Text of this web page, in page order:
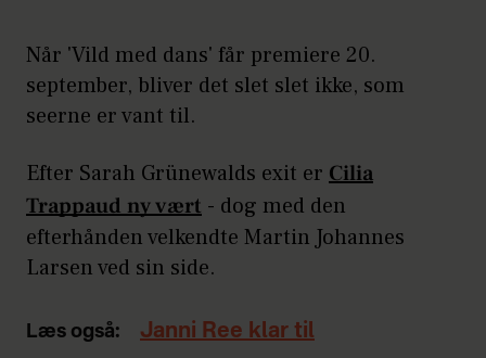
Når 'Vild med dans' får premiere 20.
september, bliver det slet slet ikke, som
seerne er vant til.
Efter Sarah Grünewalds exit er Cilia
Trappaud ny vært - dog med den
efterhånden velkendte Martin Johannes
Larsen ved sin side.
Læs også:
Janni Ree klar til